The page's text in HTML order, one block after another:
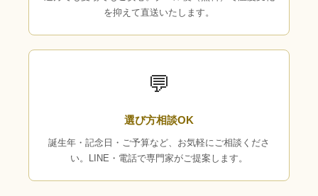
を抑えて直送いたします。
💬
選び方相談OK
誕生年・記念日・ご予算など、お気軽にご相談くださ
い。LINE・電話で専門家がご提案します。